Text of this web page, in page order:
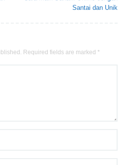
Santai dan Unik
Required fields are marked *